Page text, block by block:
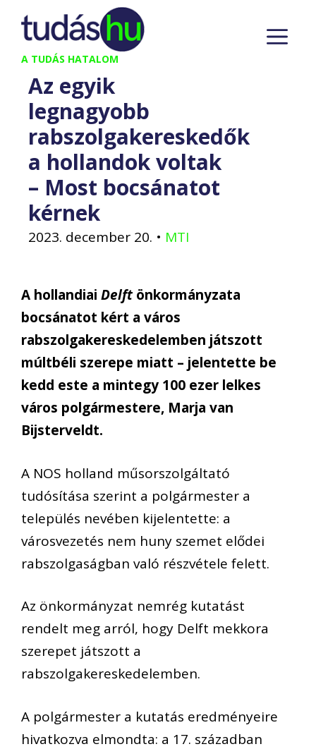
Kilépés
tartalomba
A TUDÁS HATALOM
Az egyik
legnagyobb
rabszolgakereskedők
a hollandok voltak
– Most bocsánatot
kérnek
2023. december 20. • MTI
A hollandiai Delft önkormányzata
bocsánatot kért a város
rabszolgakereskedelemben játszott
múltbéli szerepe miatt – jelentette be
kedd este a mintegy 100 ezer lelkes
város polgármestere, Marja van
Bijsterveldt.
A NOS holland műsorszolgáltató
tudósítása szerint a polgármester a
település nevében kijelentette: a
városvezetés nem huny szemet elődei
rabszolgaságban való részvétele felett.
Az önkormányzat nemrég kutatást
rendelt meg arról, hogy Delft mekkora
szerepet játszott a
rabszolgakereskedelemben.
A polgármester a kutatás eredményeire
hivatkozva elmondta: a 17. században